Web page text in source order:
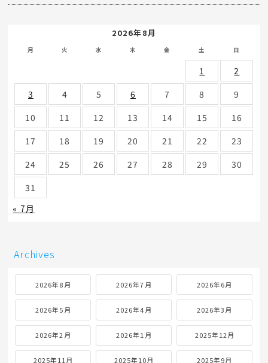
2026年8月
月 火 水 木 金 土 日
1
2
3
4 5 6 7 8
9
10
11 12 13 14 15
16
17
18 19 20 21 22
23
24
25 26 27 28 29
30
31
« 7月
Archives
2026年8月 2026年7月 2026年6月
2026年5月 2026年4月 2026年3月
2026年2月 2026年1月 2025年12月
2025年11月 2025年10月 2025年9月